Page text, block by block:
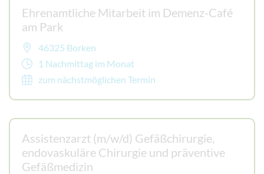
Ehrenamtliche Mitarbeit im Demenz-Café
am Park
46325 Borken
1 Nachmittag im Monat
zum nächstmöglichen Termin
Assistenzarzt (m/w/d) Gefäßchirurgie,
endovaskuläre Chirurgie und präventive
Gefäßmedizin